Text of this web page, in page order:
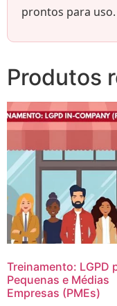
prontos para uso.
Produtos
Treinamento: LGPD
Pequenas e Médias
Empresas (PMEs)